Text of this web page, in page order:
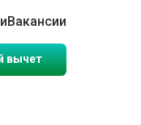
Вакансии
вычет